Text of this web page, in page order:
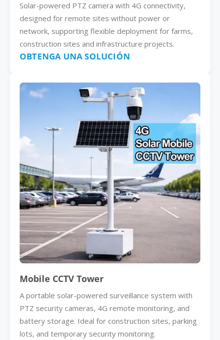
Solar-powered PTZ camera with 4G connectivity,
designed for remote sites without power or
network, supporting flexible deployment for farms,
construction sites and infrastructure projects.
OBTENGA UNA SOLUCIÓN
Mobile CCTV Tower
A portable solar-powered surveillance system with
PTZ security cameras, 4G remote monitoring, and
battery storage. Ideal for construction sites, parking
lots, and temporary security monitoring.